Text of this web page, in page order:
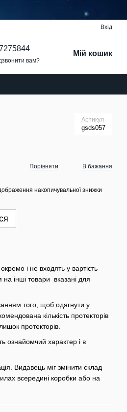
Вхід
вам?
Мій кошик
Артикул
gsds057
Порівняти В бажання
накопичувальної знижки
і не входять у вартість
на інші товари вказані для
того, щоб одягнути у
кількість протекторів
протекторів.
ознайомчий характер і в
Видавець міг змінити склад
всередині коробки або на